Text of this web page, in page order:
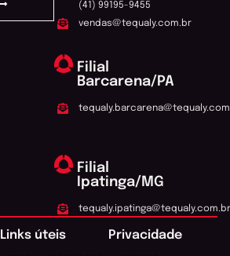
(41) 99195-9455
vendas@tequaly.com.br
Filial
Barcarena/PA
Filial
Ipatinga/MG
tequaly.ipatinga@tequaly.com.br
Links úteis Privacidade